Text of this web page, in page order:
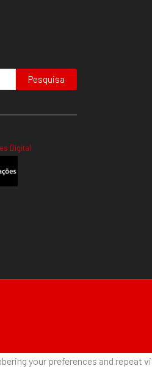
Pesquisa
Digital
your preferences and repeat